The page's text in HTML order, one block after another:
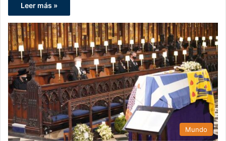
Leer más »
Mundo